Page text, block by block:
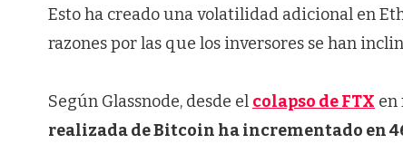
Esto ha creado una volatilidad adicional en
razones por las que los inversores se han
Según Glassnode, desde el colapso de FTX en
realizada de Bitcoin ha incrementado en